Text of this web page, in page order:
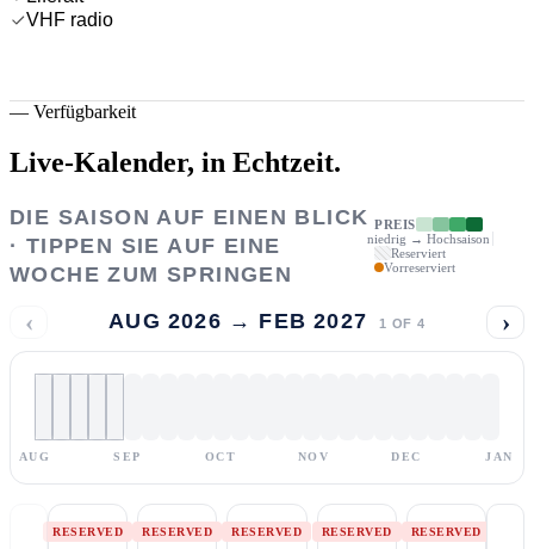
VHF radio
— Verfügbarkeit
Live-Kalender, in Echtzeit.
DIE SAISON AUF EINEN BLICK
· TIPPEN SIE AUF EINE
WOCHE ZUM SPRINGEN
PREIS
niedrig → Hochsaison
Reserviert
Vorreserviert
‹ AUG 2026 → FEB 2027 1 OF 4 ›
AUG SEP OCT NOV DEC JAN
RESERVED RESERVED RESERVED RESERVED RESERVED